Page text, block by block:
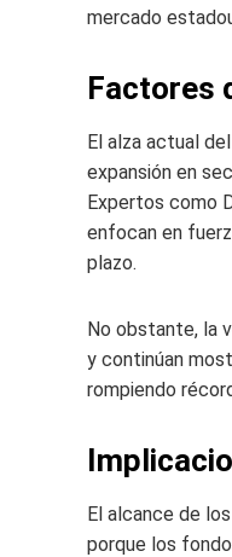
mercado
Factores
El alza actual
expansión en
Expertos como
enfocan en
plazo.
No obstante, la
y continúan
rompiendo
El alcance de
porque los